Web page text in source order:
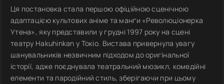
Ця постановка стала першою офіційною сценічною
адаптацією культових аніме та манґи «Революціонерка
Утена», яку представили у грудні 1997 року на сцені
театру Hakuhinkan у Токіо. Вистава привернула увагу
шанувальників незвичним підходом до оригінальної
історії, адже поєднувала театральний мюзикл, комедійні
елементи та пародійний стиль, зберігаючи при цьому